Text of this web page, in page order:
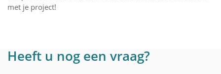
met je project!
Heeft u nog een vraag?